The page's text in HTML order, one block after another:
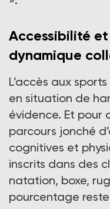
Accessibilité
dynamique
L’accès aux
en situation de
évidence. Et pour
parcours jonché
cognitives et
inscrits dans des
natation, boxe,
pourcentage reste